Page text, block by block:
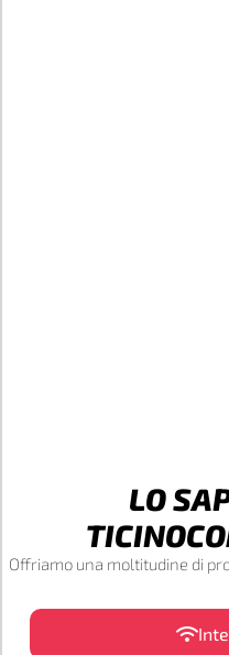
LO
Offriamo una moltitudine di